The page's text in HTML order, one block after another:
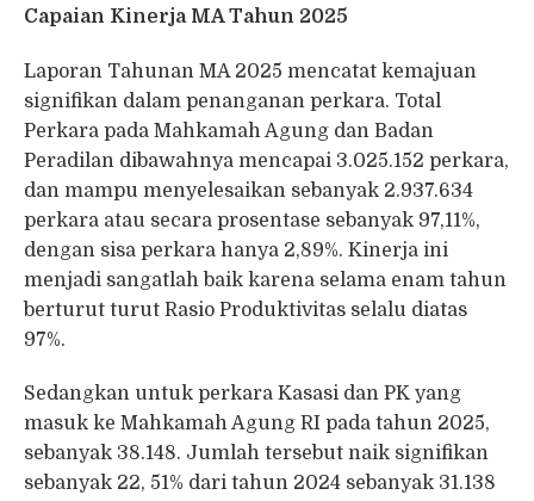
Capaian Kinerja MA Tahun 2025
Laporan Tahunan MA 2025 mencatat kemajuan
signifikan dalam penanganan perkara. Total
Perkara pada Mahkamah Agung dan Badan
Peradilan dibawahnya mencapai 3.025.152 perkara,
dan mampu menyelesaikan sebanyak 2.937.634
perkara atau secara prosentase sebanyak 97,11%,
dengan sisa perkara hanya 2,89%. Kinerja ini
menjadi sangatlah baik karena selama enam tahun
berturut turut Rasio Produktivitas selalu diatas
97%.
Sedangkan untuk perkara Kasasi dan PK yang
masuk ke Mahkamah Agung RI pada tahun 2025,
sebanyak 38.148. Jumlah tersebut naik signifikan
sebanyak 22, 51% dari tahun 2024 sebanyak 31.138